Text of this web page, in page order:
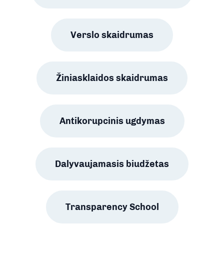
Verslo skaidrumas
Žiniasklaidos skaidrumas
Antikorupcinis ugdymas
Dalyvaujamasis biudžetas
Transparency School